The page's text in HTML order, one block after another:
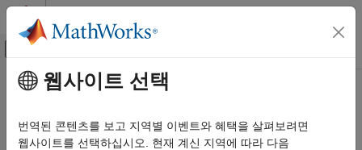
콘텐츠로 바로 가기
오프캔버스 탐색 메뉴 토글
문서 홈
주요 콘텐츠
웹사이트 선택
번역된 콘텐츠를 보고 지역별 이벤트와 혜택을 살펴보려면
웹사이트를 선택하십시오. 현재 계신 지역에 따라 다음